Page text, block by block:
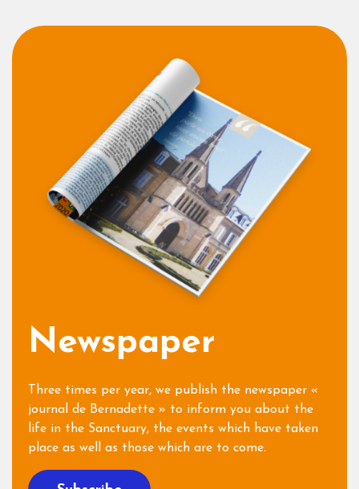
Newspaper
Three times per year, we publish the newspaper «
journal de Bernadette » to inform you about the
life in the Sanctuary, the events which have taken
place as well as those which are to come.